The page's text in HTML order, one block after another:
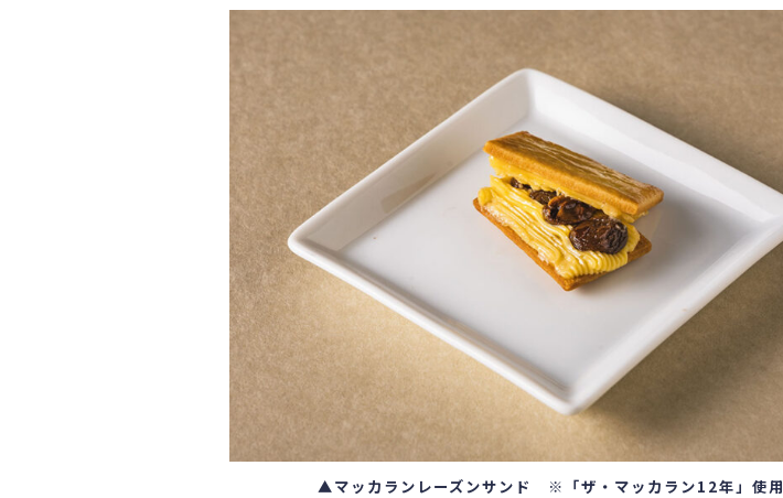
▲マッカランレーズンサンド ※「ザ・マッカラン12年」使用